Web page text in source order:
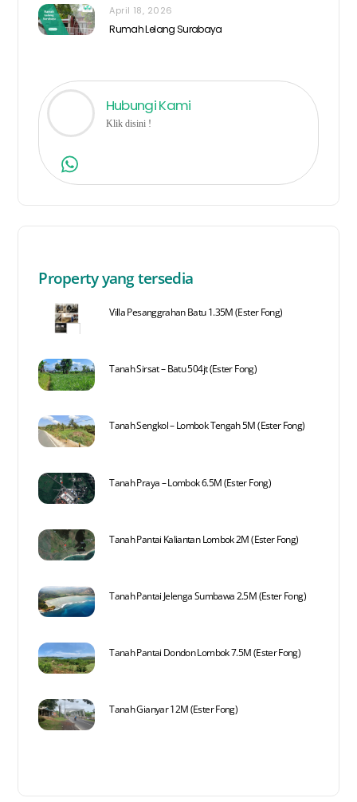
April 18, 2026
Rumah Lelang Surabaya
Hubungi Kami
Klik disini !
Property yang tersedia
Villa Pesanggrahan Batu 1.35M (Ester Fong)
Tanah Sirsat – Batu 504jt (Ester Fong)
Tanah Sengkol – Lombok Tengah 5M (Ester Fong)
Tanah Praya – Lombok 6.5M (Ester Fong)
Tanah Pantai Kaliantan Lombok 2M (Ester Fong)
Tanah Pantai Jelenga Sumbawa 2.5M (Ester Fong)
Tanah Pantai Dondon Lombok 7.5M (Ester Fong)
Tanah Gianyar 12M (Ester Fong)